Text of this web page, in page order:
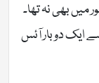
میں بھی نہ تھا۔
ایک دو بار آئس